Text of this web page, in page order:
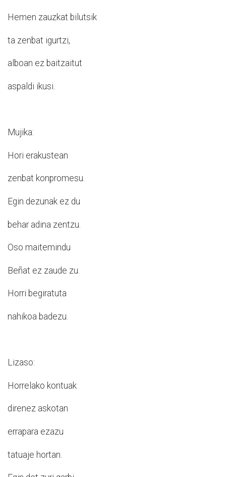
Hemen zauzkat bilutsik
ta zenbat igurtzi,
alboan ez baitzaitut
aspaldi ikusi.
Mujika:
Hori erakustean
zenbat konpromesu.
Egin dezunak ez du
behar adina zentzu.
Oso maitemindu
Beñat ez zaude zu.
Horri begiratuta
nahikoa badezu.
Lizaso:
Horrelako kontuak
direnez askotan
errapara ezazu
tatuaje hortan.